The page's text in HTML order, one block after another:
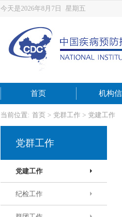
今天是2026年8月7日 星期五
首页 机构
当前位置: 首页 > 党群工作> 党建工作
党群工作
党建工作
纪检工作